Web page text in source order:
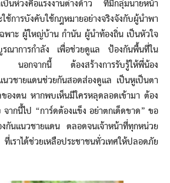
นห่วงคือแรงงานต่างด้าว ที่มีกลุ่มนายหน้า
การบังคับใช้กฎหมายอย่างจริงจังกับผู้นำพา
พาะ ผู้ใหญ่บ้าน กำนัน ผู้นำท้องถิ่น เป็นหัวใจ
ณาการกำลัง เพื่อช่วยดูแล ป้องกันพื้นที่ใน
นอกจากนี้ ต้องสร้างการรับรู้ให้พี่น้อง
วชายแดนช่วยกันสอดส่องดูแล เป็นหูเป็นตา
องตน หากพบเห็นมีใครหลุดลอดเข้ามา ต้อง
จากนี้ไป “การ์ดต้องแข็ง อย่าตกเด็ดขาด” ขอ
กันแนวชายแดน ตลอดจนเจ้าหน้าที่ทุกหน่วย
เราได้ช่วยเหลือประชาชนทั่วเทศให้ปลอดภัย